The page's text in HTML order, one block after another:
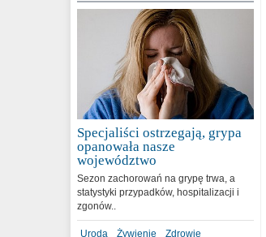
Specjaliści ostrzegają, grypa
opanowała nasze
województwo
Sezon zachorowań na grypę trwa, a
statystyki przypadków, hospitalizacji i
zgonów..
Uroda Żywienie Zdrowie